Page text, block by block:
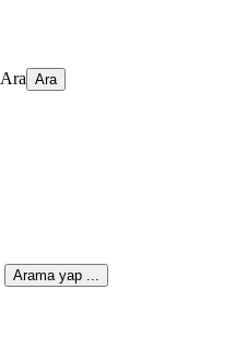
Ara
Arama yap ...